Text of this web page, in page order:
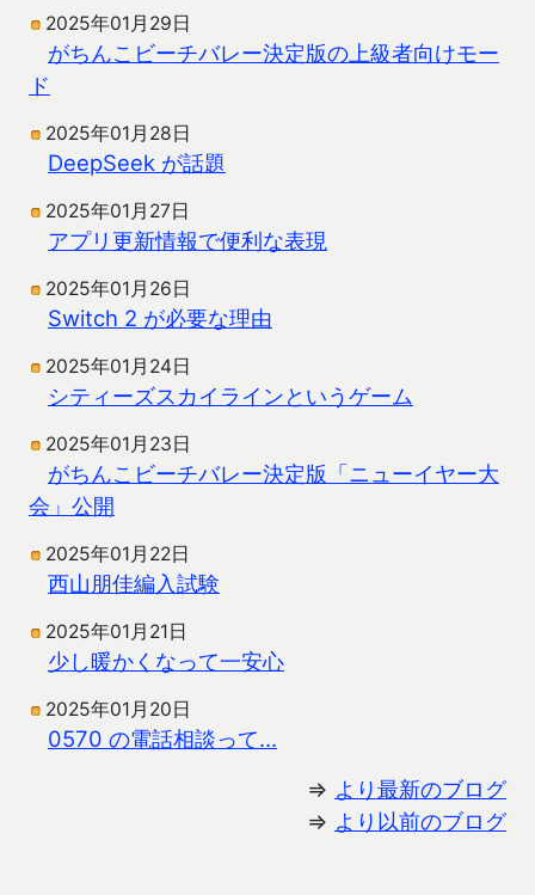
2025年01月29日
がちんこビーチバレー決定版の上級者向けモー
ド
2025年01月28日
DeepSeek が話題
2025年01月27日
アプリ更新情報で便利な表現
2025年01月26日
Switch 2 が必要な理由
2025年01月24日
シティーズスカイラインというゲーム
2025年01月23日
がちんこビーチバレー決定版「ニューイヤー大
会」公開
2025年01月22日
西山朋佳編入試験
2025年01月21日
少し暖かくなって一安心
2025年01月20日
0570 の電話相談って…
⇒ より最新のブログ
⇒ より以前のブログ